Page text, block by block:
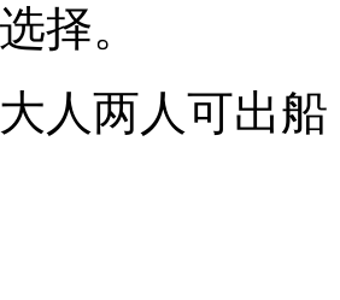
选择。
人两人可出